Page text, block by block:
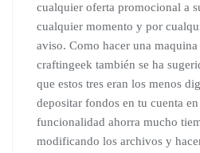
cualquier oferta promocional a
cualquier momento y por
aviso. Como hacer una maquina
craftingeek también se ha
que estos tres eran los menos
depositar fondos en tu cuenta
funcionalidad ahorra mucho
modificando los archivos y